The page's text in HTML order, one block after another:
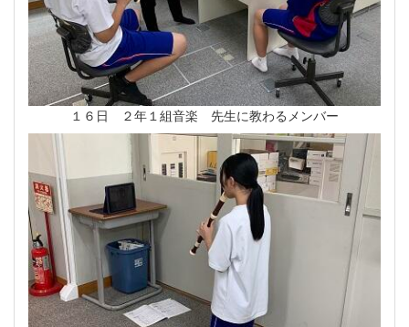
１６日 ２年１組音楽 先生に教わるメンバー